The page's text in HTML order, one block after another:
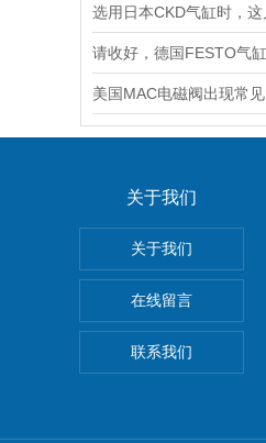
关于我们
关于我们
在线留言
联系我们